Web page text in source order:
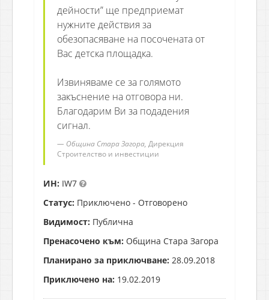
дейности” ще предприемат
нужните действия за
обезопасяване на посочената от
Вас детска площадка.
Извиняваме се за голямото
закъснение на отговора ни.
Благодарим Ви за подадения
сигнал.
Община Стара Загора, Дирекция
Строителство и инвестиции
ИН: IW7
Статус: Приключено - Отговорено
Видимост: Публична
Пренасочено към: Община Стара Загора
Планирано за приключване: 28.09.2018
Приключено на: 19.02.2019